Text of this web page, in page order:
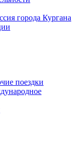
города Кургана
поездки